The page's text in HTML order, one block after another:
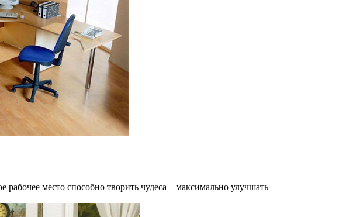
место способно творить чудеса – максимально улучшать